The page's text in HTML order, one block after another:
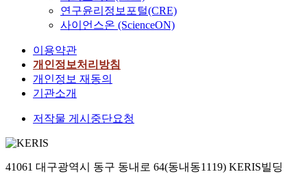
연구윤리정보포털(CRE)
사이언스온 (ScienceON)
이용약관
개인정보처리방침
개인정보 재동의
기관소개
저작물 게시중단요청
41061 대구광역시 동구 동내로 64(동내동1119) KERIS빌딩